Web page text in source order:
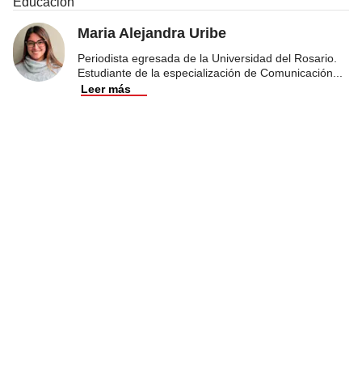
Maria Alejandra Uribe
Periodista egresada de la Universidad del Rosario.
Estudiante de la especialización de Comunicación
Leer más